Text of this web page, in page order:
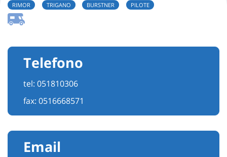
RIMOR TRIGANO BURSTNER PILOTE
Telefono
tel: 051810306
fax: 0516668571
Email